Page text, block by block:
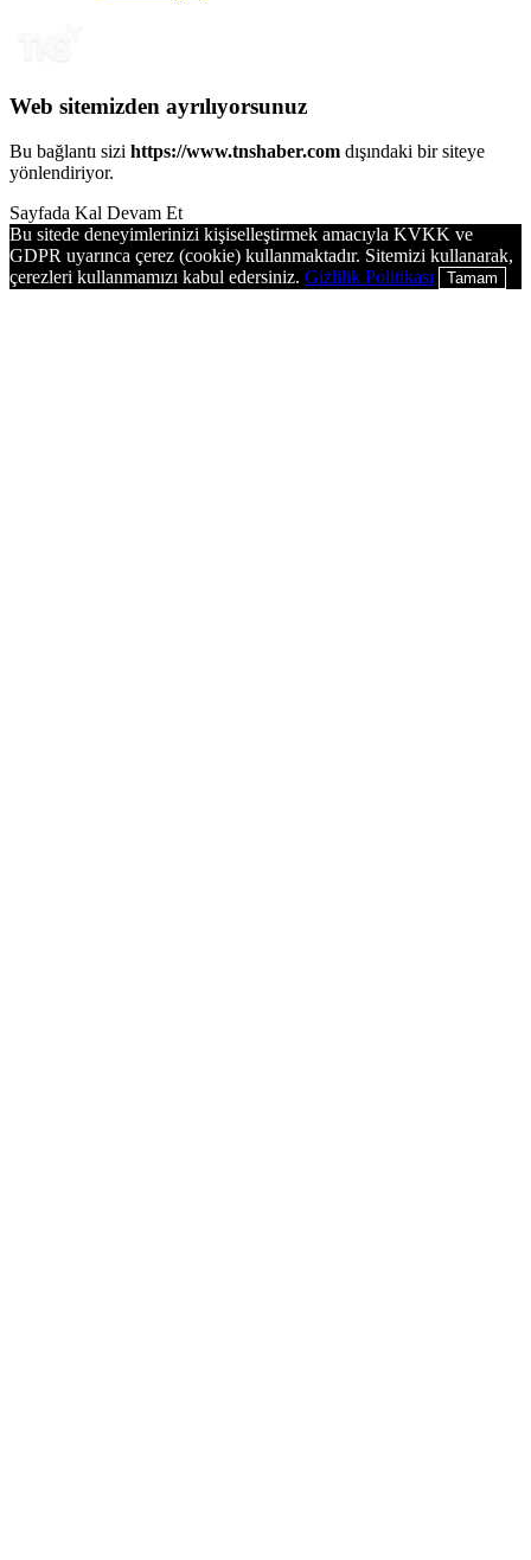
Web sitemizden ayrılıyorsunuz
Bu bağlantı sizi https://www.tnshaber.com dışındaki bir siteye
yönlendiriyor.
Sayfada Kal Devam Et
Bu sitede deneyimlerinizi kişiselleştirmek amacıyla KVKK ve
GDPR uyarınca çerez (cookie) kullanmaktadır. Sitemizi kullanarak,
çerezleri kullanmamızı kabul edersiniz. Gizlilik Politikası Tamam